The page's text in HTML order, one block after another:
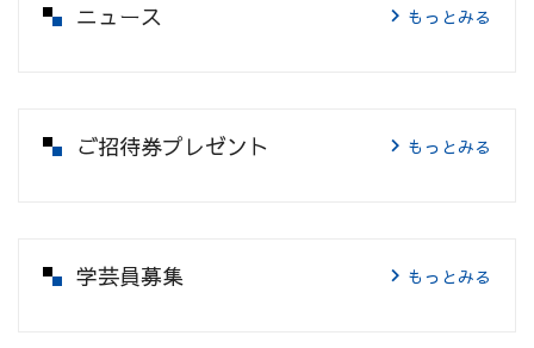
ニュース もっとみる
ご招待券プレゼント もっとみる
学芸員募集 もっとみる